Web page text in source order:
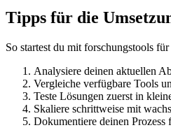
Tipps für die
So startest du mit forschungstools
Analysiere deinen aktuellen
Vergleiche verfügbare Tools
Teste Lösungen zuerst in
Skaliere schrittweise mit
Dokumentiere deinen Prozess